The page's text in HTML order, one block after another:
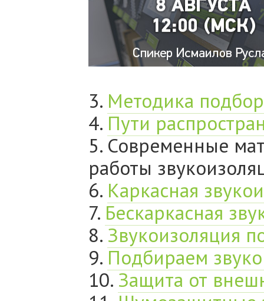
3. Методика
4. Пути
5. Современные
работы
6. Каркасная
7. Бескаркасная
8. Звукоизоляция
9. Подбираем
10. Защита от